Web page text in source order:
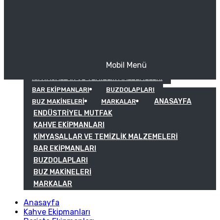
KIMYASALLAR VE TEMIZLIK MALZEMELERI
BAR EKIPMANLARI
BUZDOLAPLARI
BUZ MAKINELERI
MARKALAR
Mobil Menü
ANASAYFA
ENDÜSTRIYEL MUTFAK
KAHVE EKIPMANLARI
KIMYASALLAR VE TEMIZLIK MALZEMELERI
BAR EKIPMANLARI
BUZDOLAPLARI
BUZ MAKINELERI
MARKALAR
Anasayfa
Kahve Ekipmanları